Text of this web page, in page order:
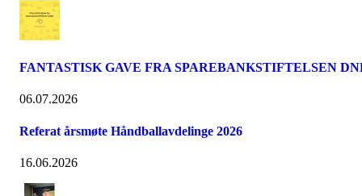
FANTASTISK GAVE FRA SPAREBANKSTIFTELSEN
06.07.2026
Referat årsmøte Håndballavdelinge 2026
16.06.2026